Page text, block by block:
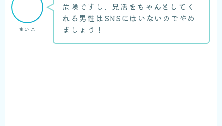
まいこ
危険ですし、 兄活をちゃんとしてく
れる男性はSNSにはいない のでやめ
ましょう！